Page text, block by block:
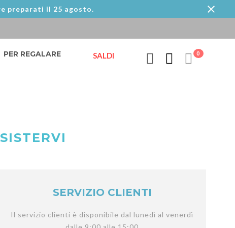
preparati il 25 agosto.
PER REGALARE SALDI 0
SERVIZIO CLIENTI
Il servizio clienti è disponibile dal lunedì al venerdì